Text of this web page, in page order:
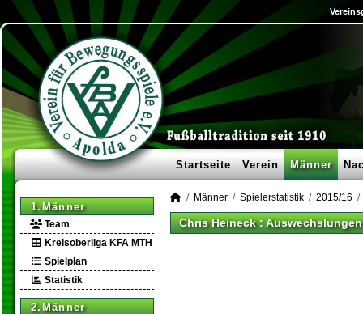
Startseite Verein Männer
1.Männer
Team
Kreisoberliga KFA MTH
Spielplan
Statistik
2.Männer
Männer Spielerstatistik 2015/16
Chris Heineck :